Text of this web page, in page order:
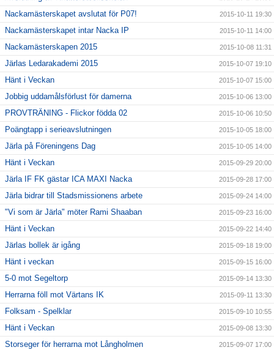
Nackamästerskapet avslutat för P07! 2015-10-11 19:30
Nackamästerskapet intar Nacka IP 2015-10-11 14:00
Nackamästerskapen 2015 2015-10-08 11:31
Järlas Ledarakademi 2015 2015-10-07 19:10
Hänt i Veckan 2015-10-07 15:00
Jobbig uddamålsförlust för damerna 2015-10-06 13:00
PROVTRÄNING - Flickor födda 02 2015-10-06 10:50
Poängtapp i serieavslutningen 2015-10-05 18:00
Järla på Föreningens Dag 2015-10-05 14:00
Hänt i Veckan 2015-09-29 20:00
Järla IF FK gästar ICA MAXI Nacka 2015-09-28 17:00
Järla bidrar till Stadsmissionens arbete 2015-09-24 14:00
"Vi som är Järla" möter Rami Shaaban 2015-09-23 16:00
Hänt i Veckan 2015-09-22 14:40
Järlas bollek är igång 2015-09-18 19:00
Hänt i veckan 2015-09-15 16:00
5-0 mot Segeltorp 2015-09-14 13:30
Herrarna föll mot Värtans IK 2015-09-11 13:30
Folksam - Spelklar 2015-09-10 10:55
Hänt i Veckan 2015-09-08 13:30
Storseger för herrarna mot Långholmen 2015-09-07 17:00